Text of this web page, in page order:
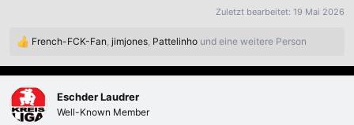
Zuletzt bearbeitet: 19 Mai 2026
R
a
k
t
i
French-FCK-Fan, jimjones, Pattelinho und eine weitere Person
Eschder Laudrer
Well-Known Member